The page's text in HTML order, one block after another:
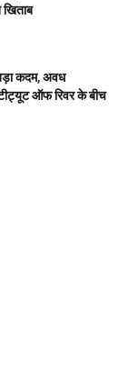
खिताब
कदम, अवध
ऑफ रिवर के बीच